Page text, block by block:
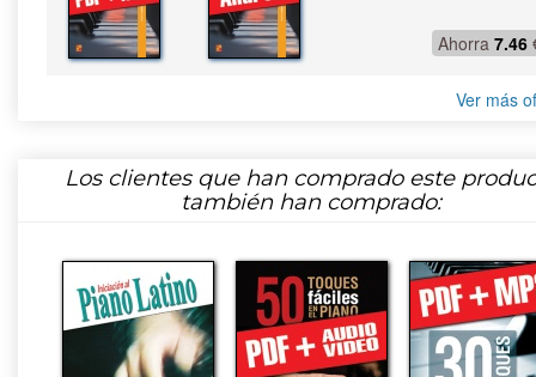
Ahorra 7.46
Ver más
Los clientes que han comprado este
también han comprado: